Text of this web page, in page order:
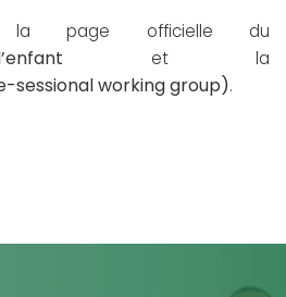
page officielle du
et la
sessional working group).